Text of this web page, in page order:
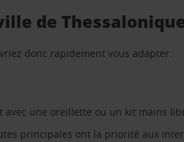
de
donc rapidement vous adapter.
une oreillette ou un kit mains
principales ont la priorité aux